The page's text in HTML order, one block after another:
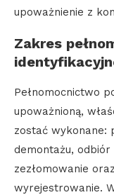
upoważnienie z
Zakres
Pełnomocnictwo
upoważnioną,
zostać wykonane:
demontażu,
zezłomowanie
wyrejestrowanie.